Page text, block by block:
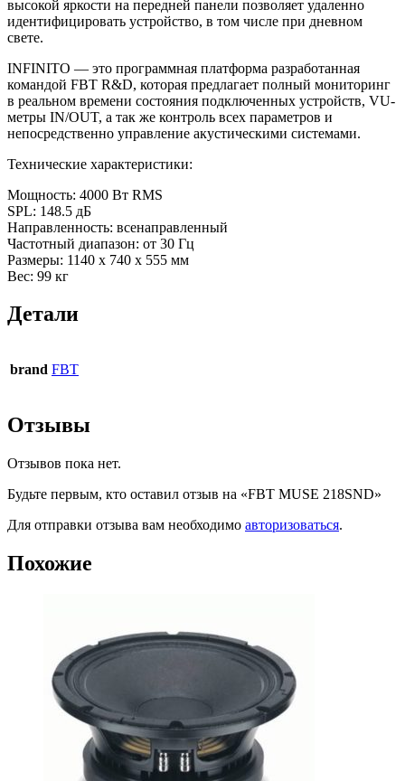
высокой яркости на передней панели позволяет удаленно
идентифицировать устройство, в том числе при дневном
свете.
INFINITO — это программная платформа разработанная
командой FBT R&D, которая предлагает полный мониторинг
в реальном времени состояния подключенных устройств, VU-
метры IN/OUT, а так же контроль всех параметров и
непосредственно управление акустическими системами.
Технические характеристики:
Мощность: 4000 Вт RMS
SPL: 148.5 дБ
Направленность: всенаправленный
Частотный диапазон: от 30 Гц
Размеры: 1140 x 740 x 555 мм
Вес: 99 кг
Детали
brand FBT
Отзывы
Отзывов пока нет.
Будьте первым, кто оставил отзыв на «FBT MUSE 218SND»
Для отправки отзыва вам необходимо авторизоваться.
Похожие